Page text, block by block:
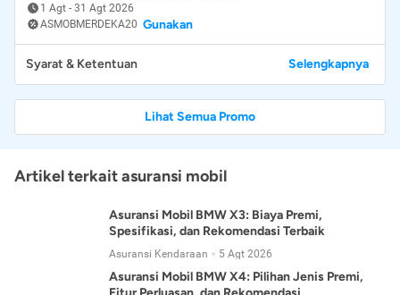
1 Agt - 31 Agt 2026
ASMOBMERDEKA20 Gunakan
Syarat & Ketentuan Selengkapnya
Lihat Semua Promo
Artikel terkait asuransi mobil
Asuransi Mobil BMW X3: Biaya Premi,
Spesifikasi, dan Rekomendasi Terbaik
Asuransi Kendaraan 5 Agt 2026
Asuransi Mobil BMW X4: Pilihan Jenis Premi,